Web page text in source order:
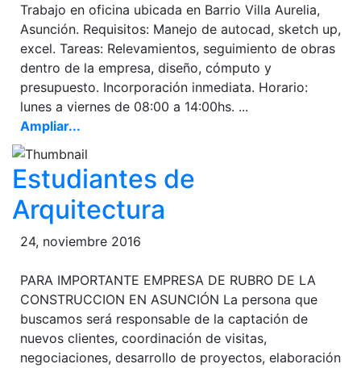
Trabajo en oficina ubicada en Barrio Villa Aurelia,
Asunción. Requisitos: Manejo de autocad, sketch up,
excel. Tareas: Relevamientos, seguimiento de obras
dentro de la empresa, diseño, cómputo y
presupuesto. Incorporación inmediata. Horario:
lunes a viernes de 08:00 a 14:00hs. ...
Ampliar...
Estudiantes de
Arquitectura
24, noviembre 2016
PARA IMPORTANTE EMPRESA DE RUBRO DE LA
CONSTRUCCION EN ASUNCIÓN La persona que
buscamos será responsable de la captación de
nuevos clientes, coordinación de visitas,
negociaciones, desarrollo de proyectos, elaboración